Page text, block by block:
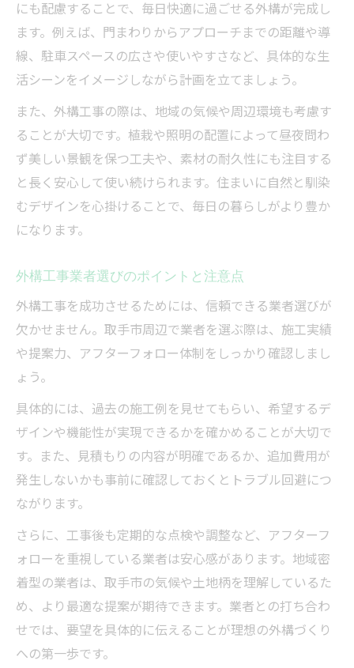
外構工事の費用相場と見積もりの見方を解
説
外構工事費用とデザイン性のバランスを考
える
外構工事で失敗しない見積比較のコツとは
外構工事の費用とクオリティを両立させる
方法
外構工事おしゃれ費用を抑えるテクニック
守谷市対応の外構業者の特徴と安心感
外構工事で守谷市のおしゃれな事例を紹介
守谷市の外構工事実績から見える信頼の基
準
機能性と美観を両立した外構工事の極意
外構工事で機能性と美観を両立する設計力
外構工事におけるアプローチとフェンス選
び
外構工事で叶える快適な動線とデザイン
外構工事素材選びで美しさを保つ秘訣
外構工事で暮らしやすさを高めるアイデア
集
納得の外構工事を取手市で進めるポイント
外構工事を納得して進めるための準備とは
にも配慮することで、毎日快適に過ごせる外構が完成し
ます。例えば、門まわりからアプローチまでの距離や導
線、駐車スペースの広さや使いやすさなど、具体的な生
活シーンをイメージしながら計画を立てましょう。
また、外構工事の際は、地域の気候や周辺環境も考慮す
ることが大切です。植栽や照明の配置によって昼夜問わ
ず美しい景観を保つ工夫や、素材の耐久性にも注目する
と長く安心して使い続けられます。住まいに自然と馴染
むデザインを心掛けることで、毎日の暮らしがより豊か
になります。
外構工事業者選びのポイントと注意点
外構工事を成功させるためには、信頼できる業者選びが
欠かせません。取手市周辺で業者を選ぶ際は、施工実績
や提案力、アフターフォロー体制をしっかり確認しまし
ょう。
具体的には、過去の施工例を見せてもらい、希望するデ
ザインや機能性が実現できるかを確かめることが大切で
す。また、見積もりの内容が明確であるか、追加費用が
発生しないかも事前に確認しておくとトラブル回避につ
ながります。
さらに、工事後も定期的な点検や調整など、アフターフ
ォローを重視している業者は安心感があります。地域密
着型の業者は、取手市の気候や土地柄を理解しているた
め、より最適な提案が期待できます。業者との打ち合わ
せでは、要望を具体的に伝えることが理想の外構づくり
への第一歩です。